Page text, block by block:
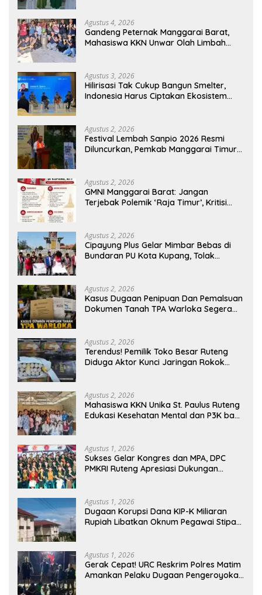
Agustus 4, 2026
Gandeng Peternak Manggarai Barat,
Mahasiswa KKN Unwar Olah Limbah
Agustus 3, 2026
Hilirisasi Tak Cukup Bangun Smelter,
Indonesia Harus Ciptakan Ekosistem
Agustus 2, 2026
Festival Lembah Sanpio 2026 Resmi
Diluncurkan, Pemkab Manggarai Timur
Agustus 2, 2026
GMNI Manggarai Barat: Jangan
Terjebak Polemik ‘Raja Timur’, Kritisi
Agustus 2, 2026
Cipayung Plus Gelar Mimbar Bebas di
Bundaran PU Kota Kupang, Tolak
Agustus 2, 2026
Kasus Dugaan Penipuan Dan Pemalsuan
Dokumen Tanah TPA Warloka Segera
Memasuki Fase Krusial
Agustus 2, 2026
Terendus! Pemilik Toko Besar Ruteng
Diduga Aktor Kunci Jaringan Rokok
Agustus 2, 2026
Mahasiswa KKN Unika St. Paulus Ruteng
Edukasi Kesehatan Mental dan P3K bagi
Agustus 1, 2026
Sukses Gelar Kongres dan MPA, DPC
PMKRI Ruteng Apresiasi Dukungan
Agustus 1, 2026
Dugaan Korupsi Dana KIP-K Miliaran
Rupiah Libatkan Oknum Pegawai Stipas
Agustus 1, 2026
Gerak Cepat! URC Reskrim Polres Matim
Amankan Pelaku Dugaan Pengeroyokan